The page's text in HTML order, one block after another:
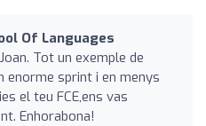
Of Languages
Tot un exemple de
enorme sprint i en menys
el teu FCE,ens vas
Enhorabona!